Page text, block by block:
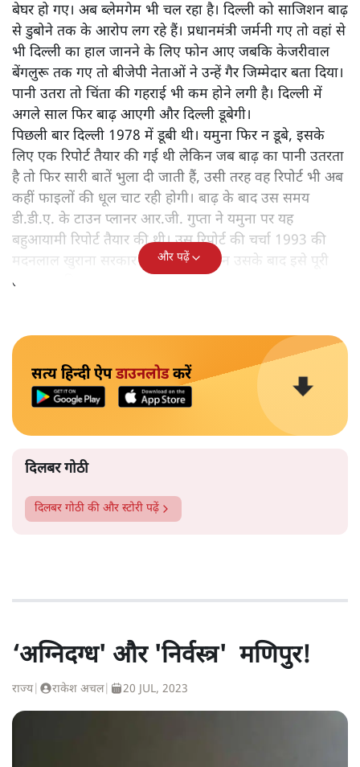
बेघर हो गए। अब ब्लेमगेम भी चल रहा है। दिल्ली को साजिशन बाढ़
से डुबोने तक के आरोप लग रहे हैं। प्रधानमंत्री जर्मनी गए तो वहां से
भी दिल्ली का हाल जानने के लिए फोन आए जबकि केजरीवाल
बेंगलुरू तक गए तो बीजेपी नेताओं ने उन्हें गैर जिम्मेदार बता दिया।
पानी उतरा तो चिंता की गहराई भी कम होने लगी है। दिल्ली में
अगले साल फिर बाढ़ आएगी और दिल्ली डूबेगी।
पिछली बार दिल्ली 1978 में डूबी थी। यमुना फिर न डूबे, इसके
लिए एक रिपोर्ट तैयार की गई थी लेकिन जब बाढ़ का पानी उतरता
है तो फिर सारी बातें भुला दी जाती हैं, उसी तरह वह रिपोर्ट भी अब
कहीं फाइलों की धूल चाट रही होगी। बाढ़ के बाद उस समय
डी.डी.ए. के टाउन प्लानर आर.जी. गुप्ता ने यमुना पर यह
बहुआयामी रिपोर्ट तैयार की थी। उस रिपोर्ट की चर्चा 1993 की
मदनलाल खुराना सरकार तक तो थी लेकिन उसके बाद इसे पूरी
तरह भुला दिया गया।
और पढ़ें
सत्य हिन्दी ऐपडाउनलोडकरें
दिलबर गोठी
दिलबर गोठी की और स्टोरी पढ़ें
‘अग्निदग्ध' और 'निर्वस्त्र' मणिपुर!
राज्य| राकेश अचल| 20 JUL, 2023